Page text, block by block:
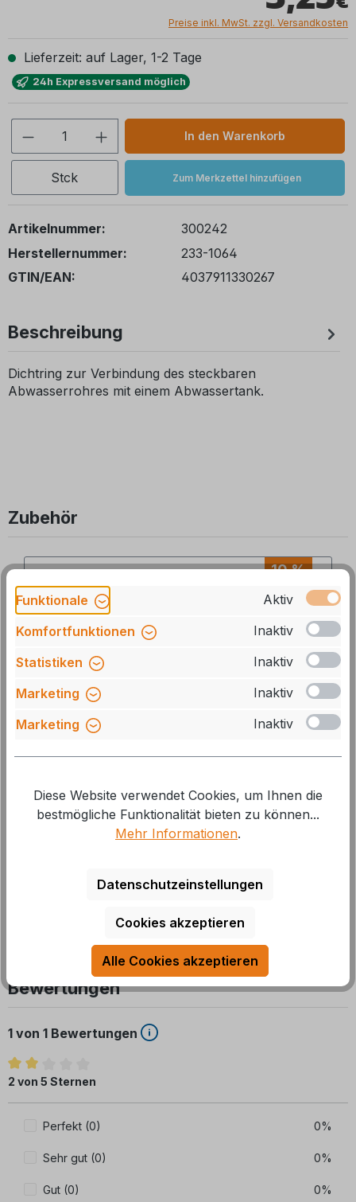
Preise inkl. MwSt. zzgl. Versandkosten
Lieferzeit: auf Lager, 1-2 Tage
24h Expressversand möglich
Produkt Anzahl: Gib den gewünschten
In den Warenkorb
Stck Zum Merkzettel hinzufügen
Artikelnummer:
300242
Herstellernummer:
233-1064
GTIN/EAN:
4037911330267
Beschreibung
Dichtring zur Verbindung des steckbaren
Abwasserrohres mit einem Abwassertank.
Zubehör
Produktgalerie überspringen 10 %
steckbares Abwasser-Rohrsystem
36,00 €* 39,95 €*
Bewertungen
1 von 1 Bewertungen
Durchschnittliche Bewertung von 2 von 5 Sternen
2 von 5 Sternen
Perfekt (0) 0%
Sehr gut (0) 0%
Gut (0) 0%
Funktionale
Aktiv
Komfortfunktionen
Inaktiv
Statistiken
Inaktiv
Marketing
Inaktiv
Marketing
Inaktiv
Diese Website verwendet Cookies, um Ihnen die
bestmögliche Funktionalität bieten zu können...
Mehr Informationen.
Datenschutzeinstellungen
Cookies akzeptieren
Alle Cookies akzeptieren